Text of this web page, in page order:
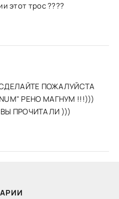
этот трос ????
ПОЖАЛУЙСТА
РЕНО МАГНУМ !!!)))
ПРОЧИТАЛИ )))